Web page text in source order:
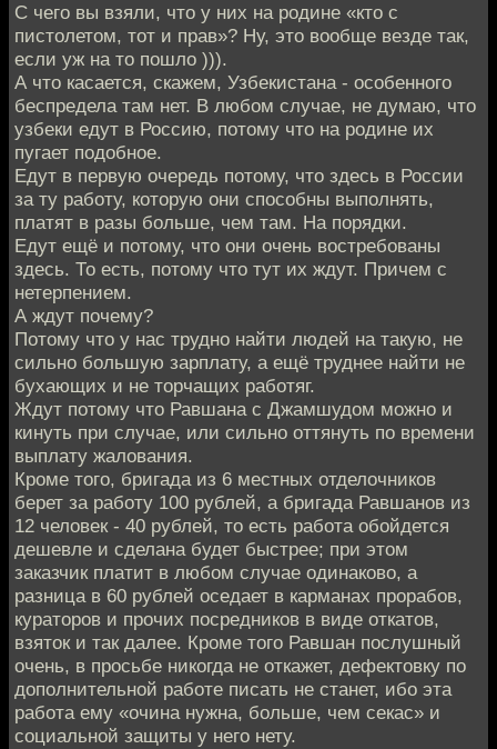
С чего вы взяли, что у них на родине «кто с
пистолетом, тот и прав»? Ну, это вообще везде так,
если уж на то пошло ))).
А что касается, скажем, Узбекистана - особенного
беспредела там нет. В любом случае, не думаю, что
узбеки едут в Россию, потому что на родине их
пугает подобное.
Едут в первую очередь потому, что здесь в России
за ту работу, которую они способны выполнять,
платят в разы больше, чем там. На порядки.
Едут ещё и потому, что они очень востребованы
здесь. То есть, потому что тут их ждут. Причем с
нетерпением.
А ждут почему?
Потому что у нас трудно найти людей на такую, не
сильно большую зарплату, а ещё труднее найти не
бухающих и не торчащих работяг.
Ждут потому что Равшана с Джамшудом можно и
кинуть при случае, или сильно оттянуть по времени
выплату жалования.
Кроме того, бригада из 6 местных отделочников
берет за работу 100 рублей, а бригада Равшанов из
12 человек - 40 рублей, то есть работа обойдется
дешевле и сделана будет быстрее; при этом
заказчик платит в любом случае одинаково, а
разница в 60 рублей оседает в карманах прорабов,
кураторов и прочих посредников в виде откатов,
взяток и так далее. Кроме того Равшан послушный
очень, в просьбе никогда не откажет, дефектовку по
дополнительной работе писать не станет, ибо эта
работа ему «очина нужна, больше, чем секас» и
социальной защиты у него нету.